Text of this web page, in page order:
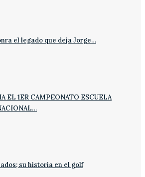
el legado que deja Jorge…
EL 1ER CAMPEONATO ESCUELA
su historia en el golf